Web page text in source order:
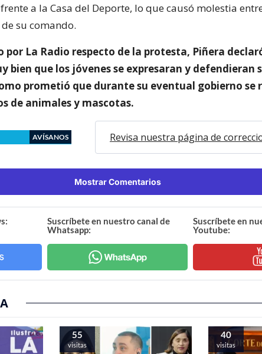
a la Casa del Deporte, lo que causó molestia
su comando.
por La Radio respecto de la protesta, Piñera
bien que los jóvenes se expresaran y defendieran
prometió que durante su eventual gobierno se
de animales y mascotas.
AVÍSANOS Revisa nuestra página de
Mostrar Comentarios
Suscríbete en nuestro canal de
Whatsapp:
Suscríbete en
Youtube:
55
visitas
40
visitas